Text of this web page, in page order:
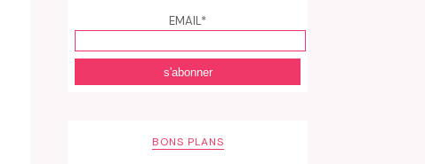
EMAIL*
BONS PLANS